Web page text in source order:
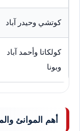
كوتشي وحيدر آباد
كولكاتا وأحمد آباد
وبونا
أهم الموانئ